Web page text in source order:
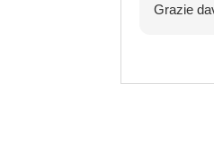
Grazie